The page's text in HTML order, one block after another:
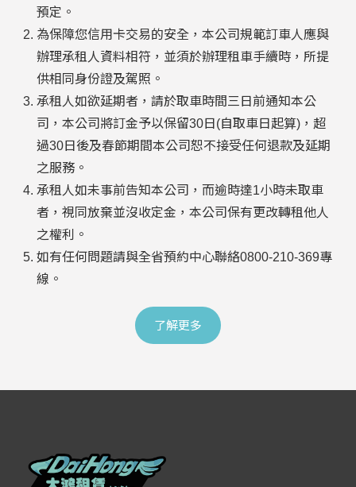
預定。
為保障您信用卡交易的安全，本公司規範訂車人應與
辦理承租人資料相符，並須於辦理租車手續時，所提
供相同身份證及駕照。
承租人如欲延期者，請於取車時間三日前通知本公
司，本公司將訂金予以保留30日(自取車日起算)，超
過30日後及春節期間本公司恕不接受任何退款及延期
之服務。
承租人如未事前告知本公司，而逾時達1小時未取車
者，視同放棄並沒收定金，本公司保有更改轉租他人
之權利。
如有任何問題請與全省預約中心聯絡0800-210-369專
線。
了解更多